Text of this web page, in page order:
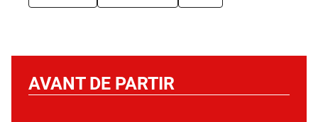
AVANT DE PARTIR